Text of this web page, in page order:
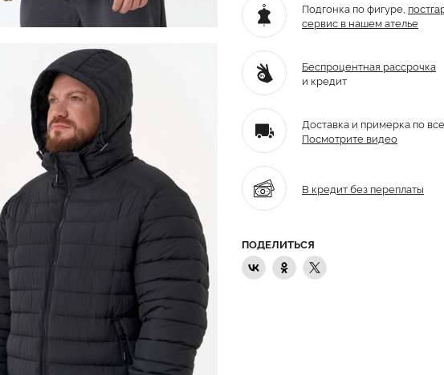
Подгонка по фигуре,
сервис в нашем ателье
Беспроцентная рассрочка
и кредит
Доставка и примерка по
Посмотрите видео
В кредит без переплаты
ПОДЕЛИТЬСЯ